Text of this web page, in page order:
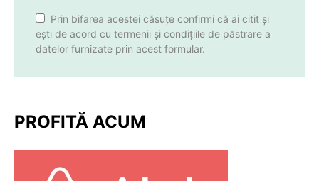
Prin bifarea acestei căsuțe confirmi că ai citit și
ești de acord cu termenii și condițiile de păstrare a
datelor furnizate prin acest formular.
PROFITĂ ACUM